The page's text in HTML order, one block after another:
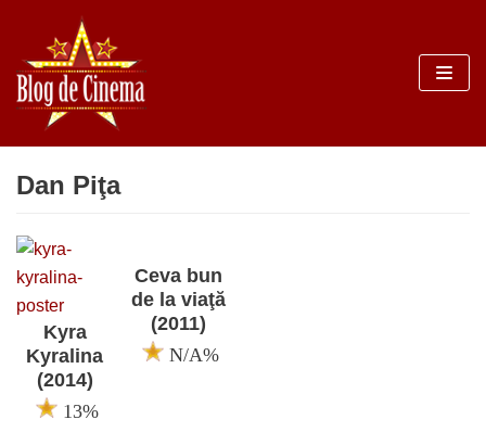
Sari
la
conținut
Dan Piţa
Kyra
Kyralina
(2014)
13%
Ceva bun
de la viaţă
(2011)
N/A%